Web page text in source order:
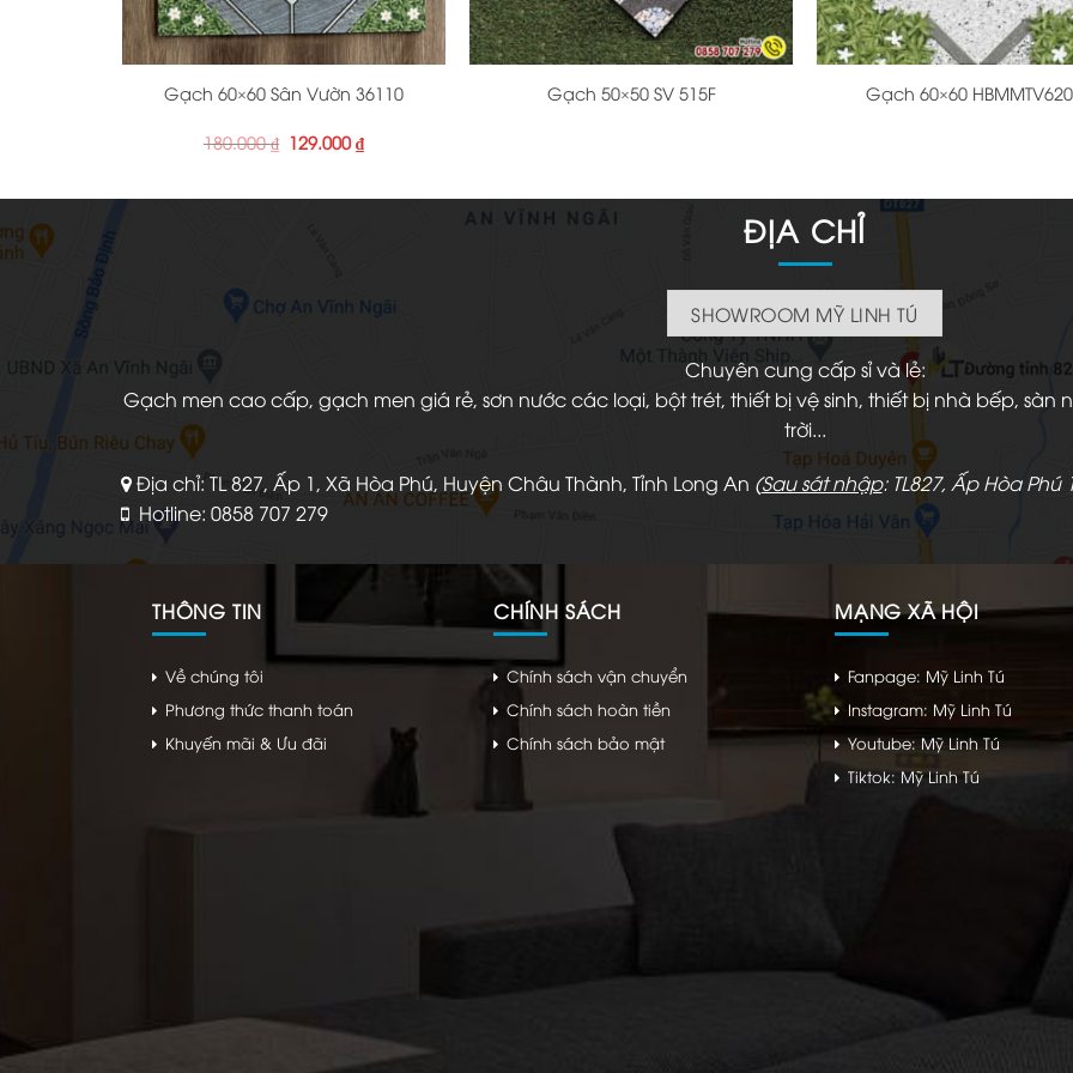
+
Gạch 60×60 Sân Vườn 36110
180.000₫ Giá
gốc
129.000₫Giá
hiện
+
Gạch 50×50 SV 515F
+
Gạch 60×60
ĐỊA CHỈ
SHOWROOM MỸ LINH TÚ
Chuyên cung cấp sỉ và lẻ:
Gạch men cao cấp, gạch men giá rẻ, sơn nước các loại, bột trét, thiết bị vệ sinh, thiết bị nhà bếp,
trời...
Địa chỉ: TL 827, Ấp 1, Xã Hòa Phú, Huyện Châu Thành, Tỉnh Long An (Sau sát nhập: TL827, Ấp Hòa Phú
Hotline: 0858 707 279
THÔNG TIN
Về chúng tôi
Phương thức thanh toán
Khuyến mãi & Ưu đãi
CHÍNH SÁCH
Chính sách vận chuyển
Chính sách hoàn tiền
Chính sách bảo mật
MẠNG XÃ HỘI
Fanpage: Mỹ Linh Tú
Instagram: Mỹ Linh Tú
Youtube: Mỹ Linh Tú
Tiktok: Mỹ Linh Tú